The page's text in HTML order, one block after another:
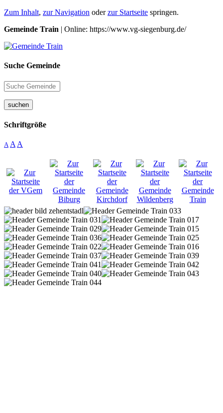
Zum Inhalt, zur Navigation oderzur Startseite springen.
Gemeinde Train | Online: https://www.vg-siegenburg.de/
Suche Gemeinde
suchen
Schriftgröße
A A A